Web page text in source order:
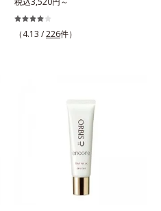
に、肌荒れ防止有効成分と速効性と
持続性、2種の保湿成分も配合し、
プ（脂性肌～普通肌）M＝しっとり
タイプ（普通肌～乾性肌）*1 γ－グ
ルタミン酸ポリペプチド、２－メタ
クリロイルオキシエチルホスホリル
コリン・メタクリル酸ブチル共重合
体液*2 メラニンの生成を抑え、シ
ミ・ソバカスを防ぐ*3 日本化粧品
美肌を構成する要素と、年齢肌(*1)
のメラニン生成にアプローチして、
齢の関係に着目。点在するシミだけ
でなく、メラニンが蓄積しがちな年
齢肌の“メラニンメタボ(*2)”にアプ
ローチして、澄みわたる美肌を目指
します。*1 年齢を重ねた肌*2 メラ
ニンが過剰に生成する状態*3 メラ
ニンの生成を抑え、シミ・ソバカス
（4.13 /226件）